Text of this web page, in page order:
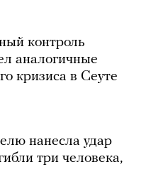
контроль
аналогичные
кризиса в Сеуте
нанесла удар
три человека,